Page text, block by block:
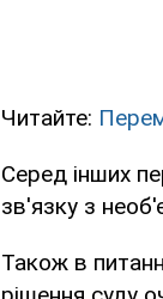
Читайте:
Серед інших
зв'язку з
Також в